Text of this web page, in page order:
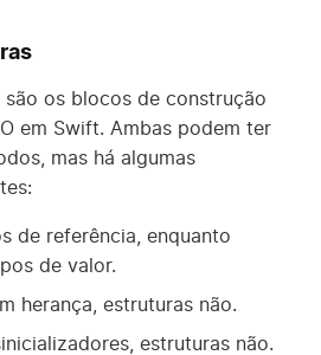
são os blocos de construção
em Swift. Ambas podem ter
mas há algumas
de referência, enquanto
de valor.
herança, estruturas não.
estruturas não.